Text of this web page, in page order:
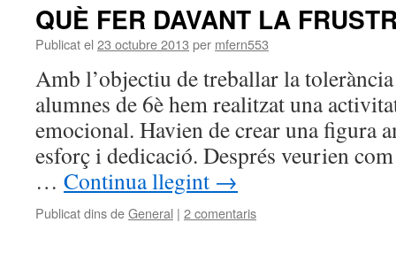
QUÈ FER DAVANT LA
Publicat el 23 octubre 2013 per mfern553
Amb l’objectiu de treballar la
alumnes de 6è hem realitzat una
emocional. Havien de crear una figura
esforç i dedicació. Després veurien
… Continua llegint →
Publicat dins deGeneral | 2 comentaris